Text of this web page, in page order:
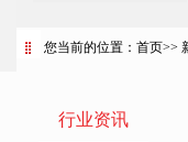
您当前的位置： 首页>>
行业资讯